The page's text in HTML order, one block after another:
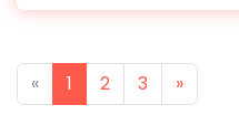
«Previous
1 2 3 »Next